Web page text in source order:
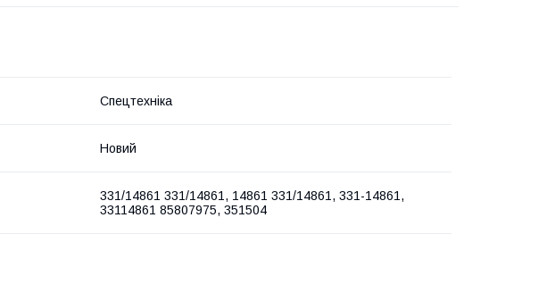
Спецтехніка
Новий
331/14861 331/14861, 14861 331/14861, 331-14861,
33114861 85807975, 351504